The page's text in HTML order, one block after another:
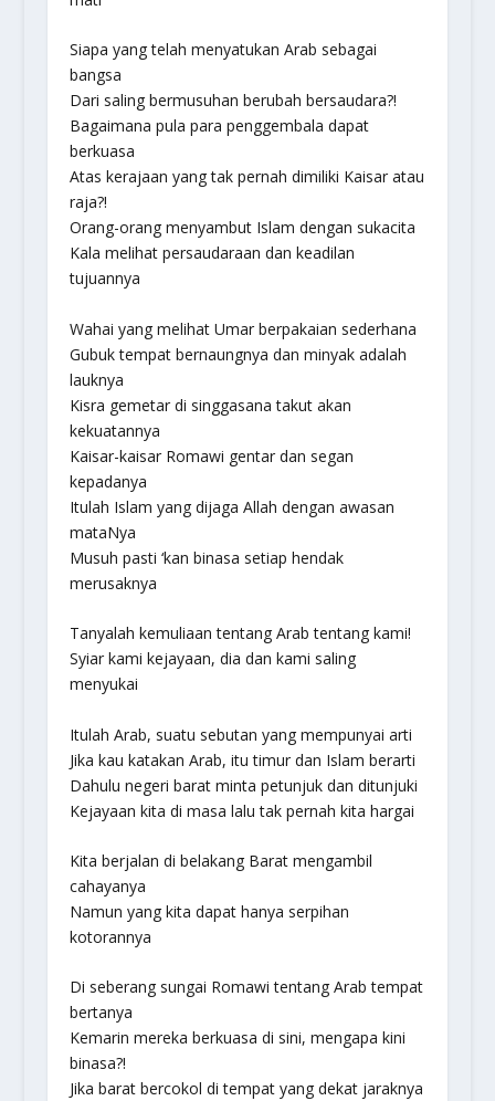
Siapa yang telah menyatukan Arab sebagai
bangsa
Dari saling bermusuhan berubah bersaudara?!
Bagaimana pula para penggembala dapat
berkuasa
Atas kerajaan yang tak pernah dimiliki Kaisar atau
raja?!
Orang-orang menyambut Islam dengan sukacita
Kala melihat persaudaraan dan keadilan
tujuannya
Wahai yang melihat Umar berpakaian sederhana
Gubuk tempat bernaungnya dan minyak adalah
lauknya
Kisra gemetar di singgasana takut akan
kekuatannya
Kaisar-kaisar Romawi gentar dan segan
kepadanya
Itulah Islam yang dijaga Allah dengan awasan
mataNya
Musuh pasti ‘kan binasa setiap hendak
merusaknya
Tanyalah kemuliaan tentang Arab tentang kami!
Syiar kami kejayaan, dia dan kami saling
menyukai
Itulah Arab, suatu sebutan yang mempunyai arti
Jika kau katakan Arab, itu timur dan Islam berarti
Dahulu negeri barat minta petunjuk dan ditunjuki
Kejayaan kita di masa lalu tak pernah kita hargai
Kita berjalan di belakang Barat mengambil
cahayanya
Namun yang kita dapat hanya serpihan
kotorannya
Di seberang sungai Romawi tentang Arab tempat
bertanya
Kemarin mereka berkuasa di sini, mengapa kini
binasa?!
Jika barat bercokol di tempat yang dekat jaraknya